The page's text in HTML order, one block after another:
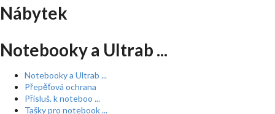
Nábytek
Notebooky a Ultrab ...
Notebooky a Ultrab ...
Přepěťová ochrana
Přísluš. k noteboo ...
Tašky pro notebook ...